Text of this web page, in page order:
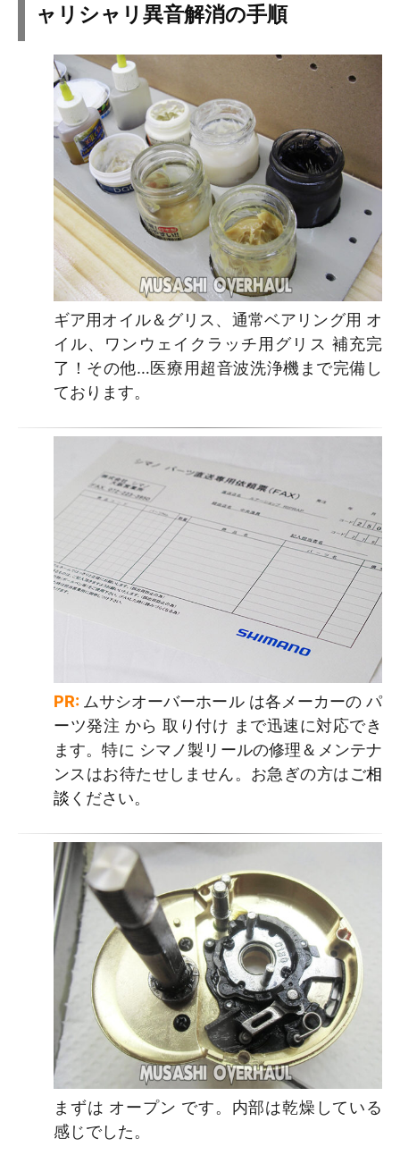
ャリシャリ異音解消の手順
ギア用オイル＆グリス、通常ベアリング用 オ
イル、ワンウェイクラッチ用グリス 補充完
了！その他…医療用超音波洗浄機まで完備し
ております。
PR: ムサシオーバーホール は各メーカーの パ
ーツ発注 から 取り付け まで迅速に対応でき
ます。特に シマノ製リールの修理＆メンテナ
ンスはお待たせしません。お急ぎの方はご相
談 ください。
まずは オープン です。内部は乾燥している
感じでした。